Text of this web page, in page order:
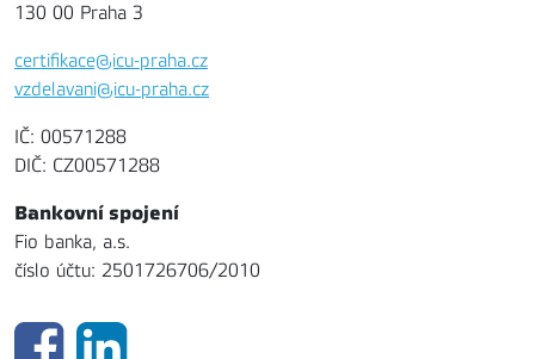
130 00 Praha 3
certifikace@icu-praha.cz
vzdelavani@icu-praha.cz
IČ: 00571288
DIČ: CZ00571288
Bankovní spojení
Fio banka, a.s.
číslo účtu: 2501726706/2010